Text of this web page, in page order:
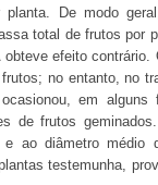
planta. De modo
total de frutos por
efeito contrário.
no entanto, no
em alguns
de frutos
e ao diâmetro médio
testemunha,